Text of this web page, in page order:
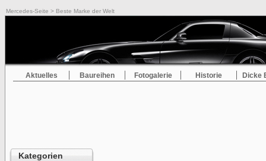
Mercedes-Seite > Beste Marke der Welt
Aktuelles Baureihen Fotogalerie Historie Dicke
Kategorien